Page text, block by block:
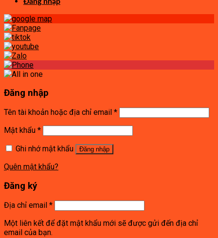
Đăng nhập
Tên tài khoản hoặc địa chỉ email *
Mật khẩu *
Ghi nhớ mật khẩu
Đăng nhập
Quên mật khẩu?
Đăng ký
Địa chỉ email *
Một liên kết để đặt mật khẩu mới sẽ được gửi đến địa chỉ
email của bạn.